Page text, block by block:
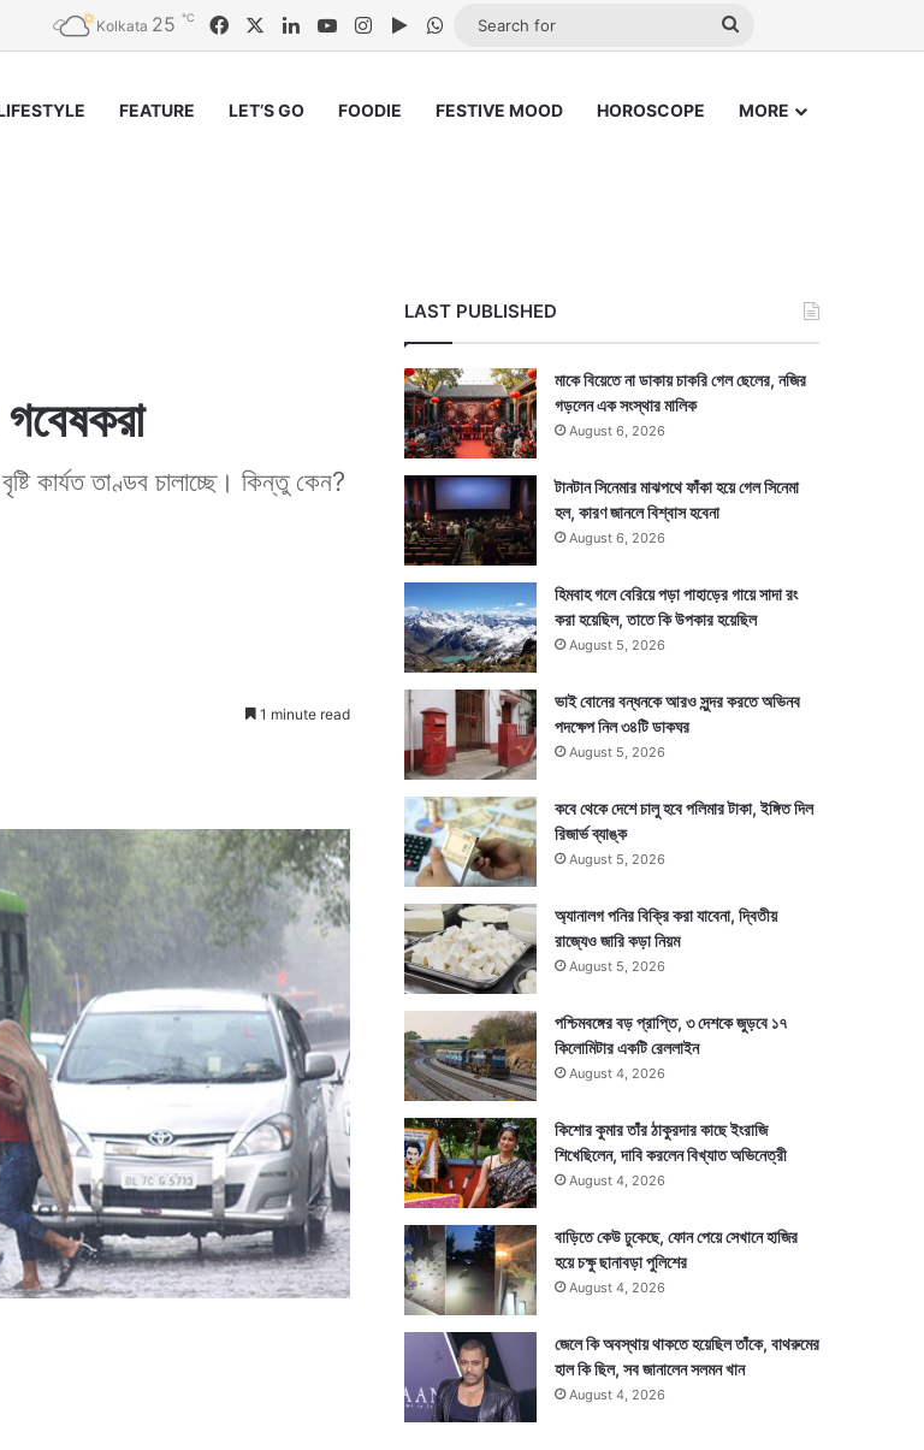
Kolkata 25 ℃ FacebookLinkedInYouTubeInstagram
Google Play
WhatsApp
FEATURE LET’S GO FOODIE FESTIVE MOOD HOROSCOPE MORE
কার্যত তাণ্ডব চালাচ্ছে। কিন্তু কেন?
1 minute read
LAST PUBLISHED
মাকে বিয়েতে না ডাকায় চাকরি গেল ছেলের, নজির
গড়লেন এক সংস্থার মালিক
August 6, 2026
টানটান সিনেমার মাঝপথে ফাঁকা হয়ে গেল সিনেমা
হল, কারণ জানলে বিশ্বাস হবেনা
August 6, 2026
হিমবাহ গলে বেরিয়ে পড়া পাহাড়ের গায়ে সাদা রং
করা হয়েছিল, তাতে কি উপকার হয়েছিল
August 5, 2026
ভাই বোনের বন্ধনকে আরও সুন্দর করতে অভিনব
পদক্ষেপ নিল ৩৪টি ডাকঘর
August 5, 2026
কবে থেকে দেশে চালু হবে পলিমার টাকা, ইঙ্গিত দিল
রিজার্ভ ব্যাঙ্ক
August 5, 2026
অ্যানালগ পনির বিক্রি করা যাবেনা, দ্বিতীয়
রাজ্যেও জারি কড়া নিয়ম
August 5, 2026
পশ্চিমবঙ্গের বড় প্রাপ্তি, ৩ দেশকে জুড়বে ১৭
কিলোমিটার একটি রেললাইন
August 4, 2026
কিশোর কুমার তাঁর ঠাকুরদার কাছে ইংরাজি
শিখেছিলেন, দাবি করলেন বিখ্যাত অভিনেত্রী
August 4, 2026
বাড়িতে কেউ ঢুকেছে, ফোন পেয়ে সেখানে হাজির
হয়ে চক্ষু ছানাবড়া পুলিশের
August 4, 2026
জেলে কি অবস্থায় থাকতে হয়েছিল তাঁকে, বাথরুমের
হাল কি ছিল, সব জানালেন সলমন খান
August 4, 2026